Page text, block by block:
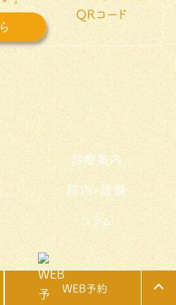
WEB予約
診療案内
院内・設備
コラム
CLINIC. All Rights Reserved.